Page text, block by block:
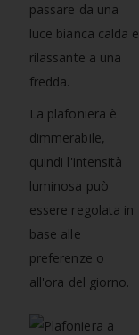
passare da una
luce bianca calda e
rilassante a una
fredda.
La plafoniera è
dimmerabile,
quindi l'intensità
luminosa può
essere regolata in
base alle
preferenze o
all'ora del giorno.